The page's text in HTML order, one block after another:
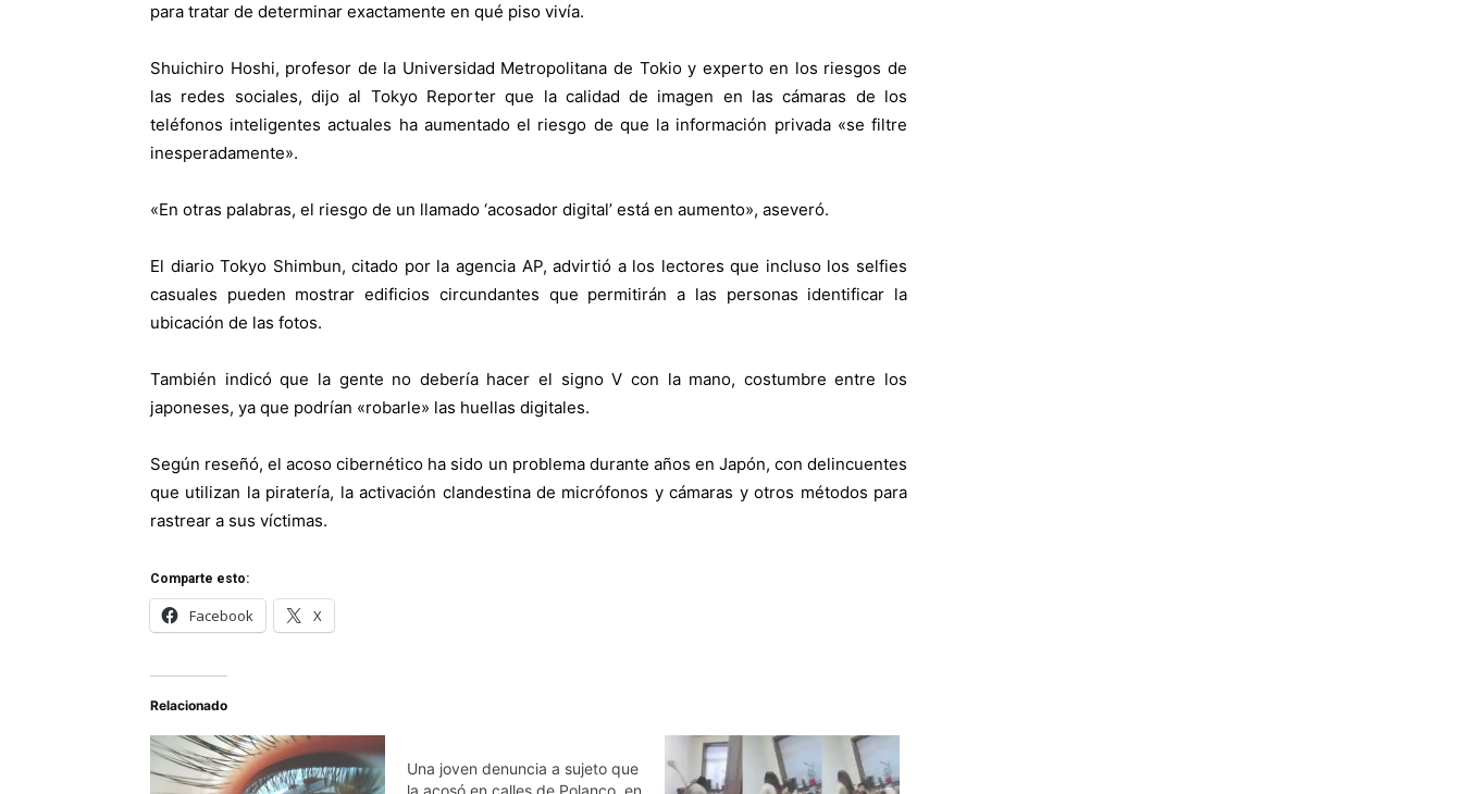
para tratar de determinar exactamente en qué piso vivía.
Shuichiro Hoshi, profesor de la Universidad Metropolitana de Tokio y experto en los riesgos de
las redes sociales, dijo al Tokyo Reporter que la calidad de imagen en las cámaras de los
teléfonos inteligentes actuales ha aumentado el riesgo de que la información privada «se filtre
inesperadamente».
«En otras palabras, el riesgo de un llamado ‘acosador digital’ está en aumento», aseveró.
El diario Tokyo Shimbun, citado por la agencia AP, advirtió a los lectores que incluso los selfies
casuales pueden mostrar edificios circundantes que permitirán a las personas identificar la
ubicación de las fotos.
También indicó que la gente no debería hacer el signo V con la mano, costumbre entre los
japoneses, ya que podrían «robarle» las huellas digitales.
Según reseñó, el acoso cibernético ha sido un problema durante años en Japón, con delincuentes
que utilizan la piratería, la activación clandestina de micrófonos y cámaras y otros métodos para
rastrear a sus víctimas.
Comparte esto:
Facebook X
Relacionado
Una joven denuncia a sujeto que
la acosó en calles de Polanco, en